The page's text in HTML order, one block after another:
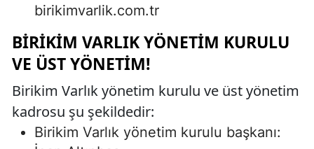
birikimvarlik.com.tr
BIRIKIM VARLIK YÖNETIM KURULU
VE ÜST YÖNETIM!
Birikim Varlık yönetim kurulu ve üst yönetim
kadrosu şu şekildedir:
Birikim Varlık yönetim kurulu başkanı: